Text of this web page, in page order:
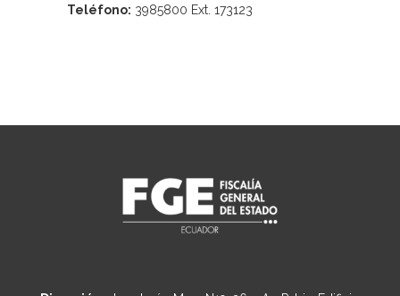
Teléfono: 3985800 Ext. 173123